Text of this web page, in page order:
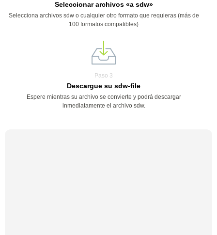
Seleccionar archivos «a sdw»
Selecciona archivos sdw o cualquier otro formato que requieras (más de
100 formatos compatibles)
Paso 3
Descargue su sdw-file
Espere mientras su archivo se convierte y podrá descargar
inmediatamente el archivo sdw.